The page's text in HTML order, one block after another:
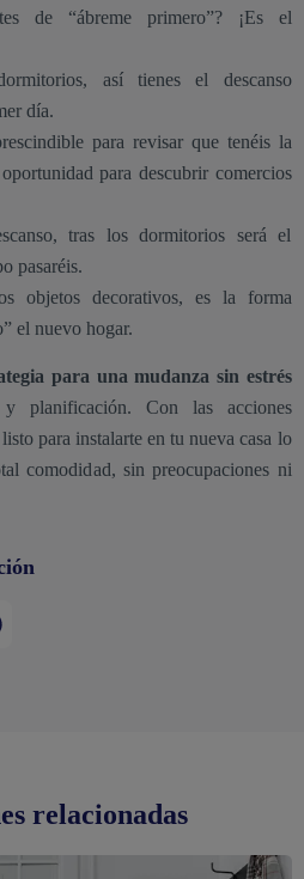
de “ábreme primero”? ¡Es el
así tienes el descanso
día.
para revisar que tenéis la
para descubrir comercios
tras los dormitorios será el
pasaréis.
objetos decorativos, es la forma
el nuevo hogar.
para una mudanza sin estrés
y planificación. Con las acciones
para instalarte en tu nueva casa lo
comodidad, sin preocupaciones ni
relacionadas